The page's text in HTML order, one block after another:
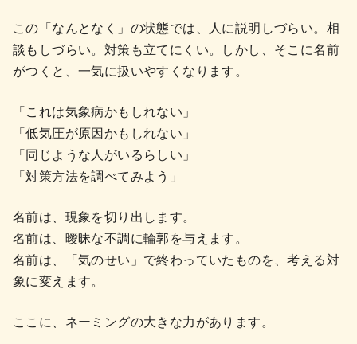
この「なんとなく」の状態では、人に説明しづらい。相
談もしづらい。対策も立てにくい。しかし、そこに名前
がつくと、一気に扱いやすくなります。
「これは気象病かもしれない」
「低気圧が原因かもしれない」
「同じような人がいるらしい」
「対策方法を調べてみよう」
名前は、現象を切り出します。
名前は、曖昧な不調に輪郭を与えます。
名前は、「気のせい」で終わっていたものを、考える対
象に変えます。
ここに、ネーミングの大きな力があります。